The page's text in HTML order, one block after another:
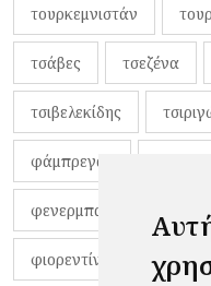
τουρκεμνιστάν
τσάβες τσεζένα
τσιβελεκίδης
φάμπρεγας
φενερμπαχτσέ
φιορεντίνα φιρμίνο